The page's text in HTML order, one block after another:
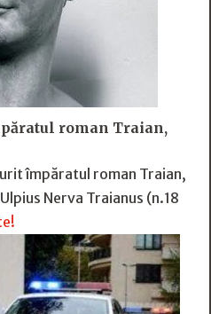
roman Traian,
împăratul roman Traian,
Nerva Traianus (n.18